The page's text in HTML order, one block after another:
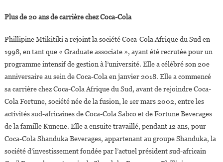
Plus de 20 ans de carrière chez Coca-Cola
Phillipine Mtikitiki a rejoint la société Coca-Cola Afrique du Sud en
1998, en tant que « Graduate associate », ayant été recrutée pour un
programme intensif de gestion à l’université. Elle a célébré son 20e
anniversaire au sein de Coca-Cola en janvier 2018. Elle a commencé
sa carrière chez Coca-Cola Afrique du Sud, avant de rejoindre Coca-
Cola Fortune, société née de la fusion, le 1er mars 2002, entre les
activités sud-africaines de Coca-Cola Sabco et de Fortune Beverages
de la famille Kunene. Elle a ensuite travaillé, pendant 12 ans, pour
Coca-Cola Shanduka Beverages, appartenant au groupe Shanduka, la
société d’investissement fondée par l’actuel président sud-africain